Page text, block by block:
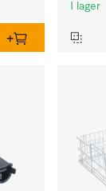
I lager